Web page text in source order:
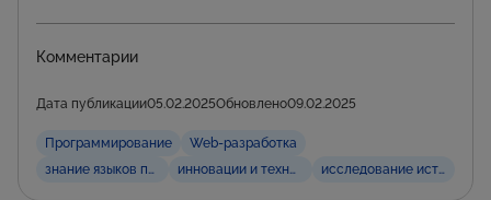
Комментарии
Дата публикации05.02.2025Обновлено09.02.2025
Программирование
Web-разработка
знание языков программированияинновации и технологические тренды
исследование